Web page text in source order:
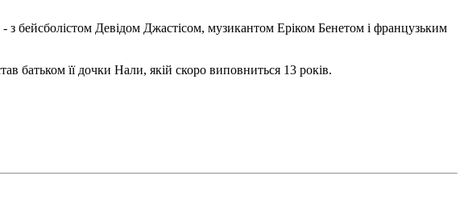
з бейсболістом Девідом Джастісом, музикантом Еріком Бенетом і французьким
батьком її дочки Нали, якій скоро виповниться 13 років.